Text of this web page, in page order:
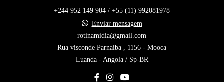
+244 952 149 904 / +55 (11) 992081978
Enviar mensagem
rotinamidia@gmail.com
Rua visconde Parnaiba , 1156 - Mooca
Luanda - Angola / Sp-BR